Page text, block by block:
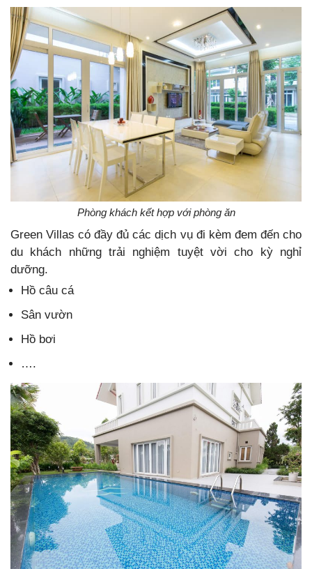
Phòng khách kết hợp với phòng ăn
Green Villas có đầy đủ các dịch vụ đi kèm đem đến cho
du khách những trải nghiệm tuyệt vời cho kỳ nghỉ
dưỡng.
Hồ câu cá
Sân vườn
Hồ bơi
….